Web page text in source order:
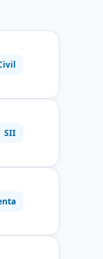
SII